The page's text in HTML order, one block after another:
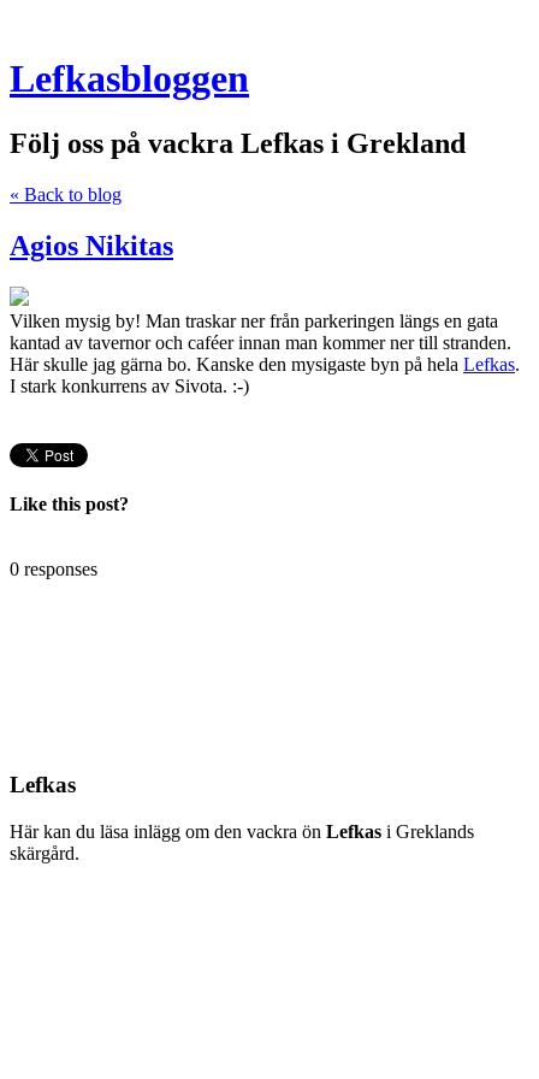
Lefkasbloggen
Följ oss på vackra Lefkas i Grekland
« Back to blog
Agios Nikitas
Vilken mysig by! Man traskar ner från parkeringen längs en gata
kantad av tavernor och caféer innan man kommer ner till stranden.
Här skulle jag gärna bo. Kanske den mysigaste byn på hela Lefkas.
I stark konkurrens av Sivota. :-)
Like this post?
0 responses
Lefkas
Här kan du läsa inlägg om den vackra ön Lefkas i Greklands
skärgård.